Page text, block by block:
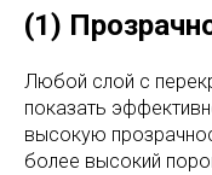
(1)
Любой слой с
показать
высокую
более высокий